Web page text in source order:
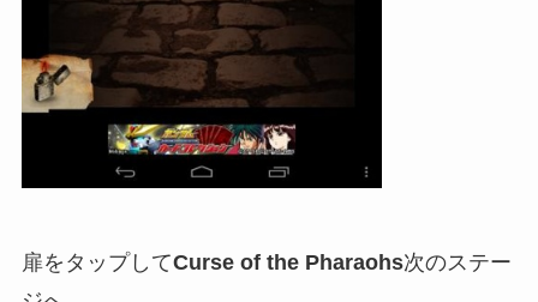
扉をタップしてCurse of the Pharaohs次のステー